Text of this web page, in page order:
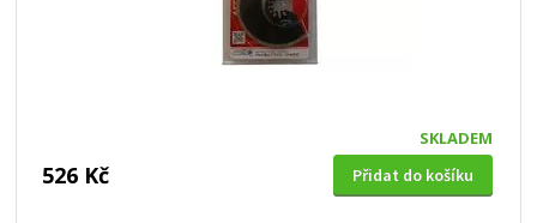
SKLADEM
526 Kč Přidat do košíku